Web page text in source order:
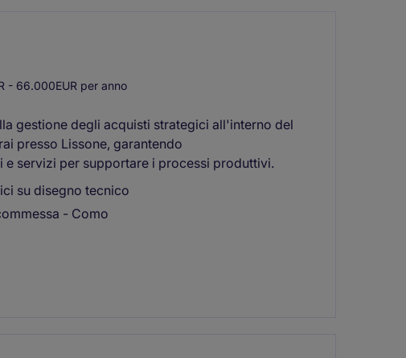
- 66.000EUR per anno
gestione degli acquisti strategici all'interno del
presso Lissone, garantendo
servizi per supportare i processi produttivi.
su disegno tecnico
- Como